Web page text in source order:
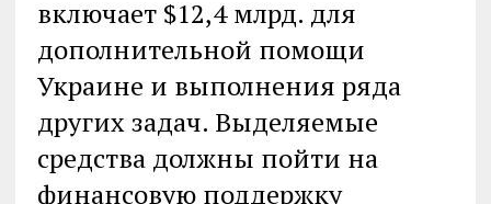
включает $12,4 млрд. для
дополнительной помощи
Украине и выполнения ряда
других задач. Выделяемые
средства должны пойти на
финансовую поддержку